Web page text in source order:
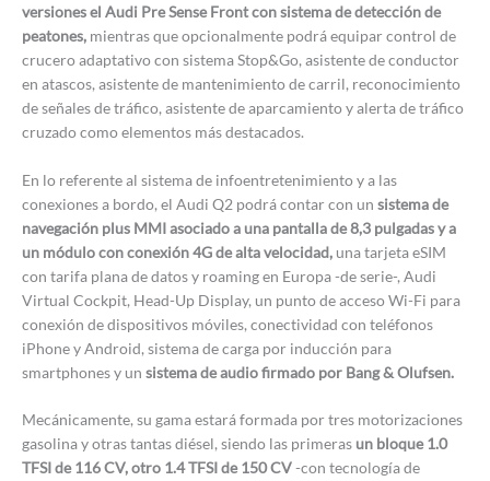
versiones el Audi Pre Sense Front con sistema de detección de
peatones, mientras que opcionalmente podrá equipar control de
crucero adaptativo con sistema Stop&Go, asistente de conductor
en atascos, asistente de mantenimiento de carril, reconocimiento
de señales de tráfico, asistente de aparcamiento y alerta de tráfico
cruzado como elementos más destacados.
En lo referente al sistema de infoentretenimiento y a las
conexiones a bordo, el Audi Q2 podrá contar con un sistema de
navegación plus MMI asociado a una pantalla de 8,3 pulgadas y a
un módulo con conexión 4G de alta velocidad, una tarjeta eSIM
con tarifa plana de datos y roaming en Europa -de serie-, Audi
Virtual Cockpit, Head-Up Display, un punto de acceso Wi-Fi para
conexión de dispositivos móviles, conectividad con teléfonos
iPhone y Android, sistema de carga por inducción para
smartphones y un sistema de audio firmado por Bang & Olufsen.
Mecánicamente, su gama estará formada por tres motorizaciones
gasolina y otras tantas diésel, siendo las primeras un bloque 1.0
TFSI de 116 CV, otro 1.4 TFSI de 150 CV-con tecnología de